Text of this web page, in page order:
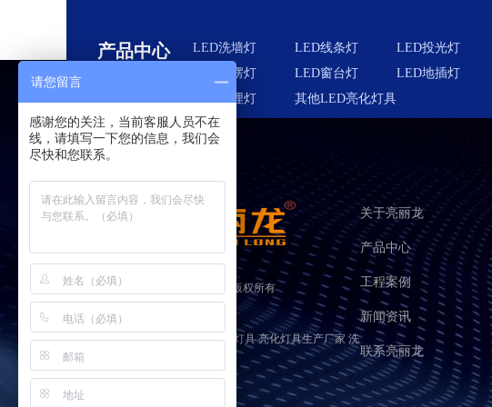
产品中心 LED洗墙灯 LED线条灯 LED投光灯
LED瓦楞灯
LED窗台灯 LED地插灯
LED地埋灯
其他LED亮化灯具
广东亮丽龙照明股份有限公司
版权所有
备案号：粤ICP备05135607号
关键词：亮化工程灯具 led户外亮化灯具 亮化灯具生产厂家 洗
墙灯厂家 led洗墙灯
网站地图
关于亮丽龙
产品中心
工程案例
新闻资讯
联系亮丽龙
请您留言
感谢您的关注，当前客服人员不在
线，请填写一下您的信息，我们会
尽快和您联系。